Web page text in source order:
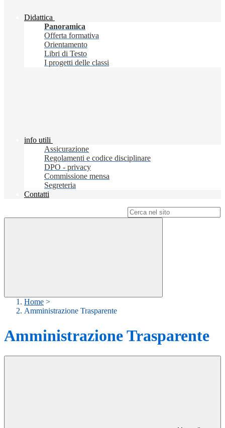
Didattica
Panoramica
Offerta formativa
Orientamento
Libri di Testo
I progetti delle classi
info utili
Assicurazione
Regolamenti e codice disciplinare
DPO - privacy
Commissione mensa
Segreteria
Contatti
Home >
Amministrazione Trasparente
Amministrazione Trasparente